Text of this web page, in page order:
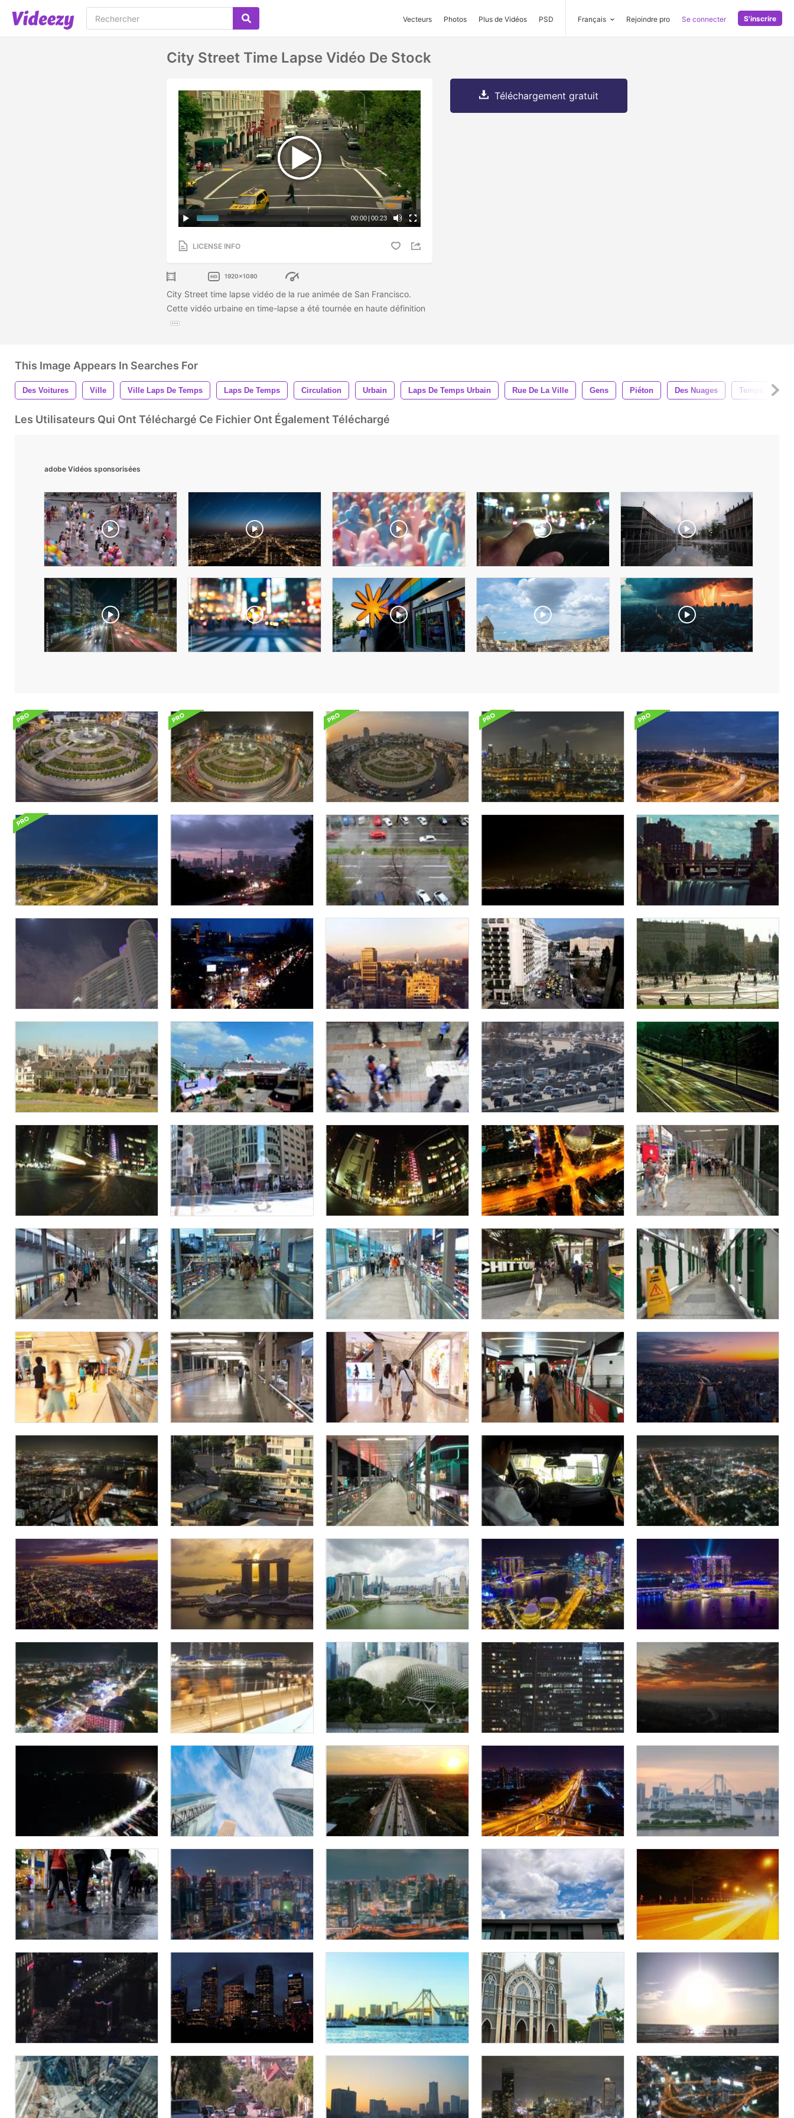
Vecteurs Photos Plus de Vidéos PSD Français Rejoindre pro Se connecter S'inscrire
City Street Time Lapse Vidéo De Stock
00:00 | 00:23
LICENSE INFO
1920x1080
City Street time lapse vidéo de la rue animée de San Francisco.
Cette vidéo urbaine en time-lapse a été tournée en haute définition
Téléchargement gratuit
This Image Appears In Searches For
Des Voitures Ville Ville Laps De Temps Laps De Temps Circulation Urbain Laps De Temps Urbain Rue De La Ville Gens Piéton Des Nuages Temps
Les Utilisateurs Qui Ont Téléchargé Ce Fichier Ont Également Téléchargé
adobe Vidéos sponsorisées